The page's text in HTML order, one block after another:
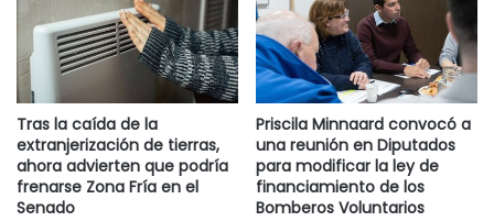
Tras la caída de la
extranjerización de tierras,
ahora advierten que podría
frenarse Zona Fría en el
Senado
Priscila Minnaard convocó a
una reunión en Diputados
para modificar la ley de
financiamiento de los
Bomberos Voluntarios